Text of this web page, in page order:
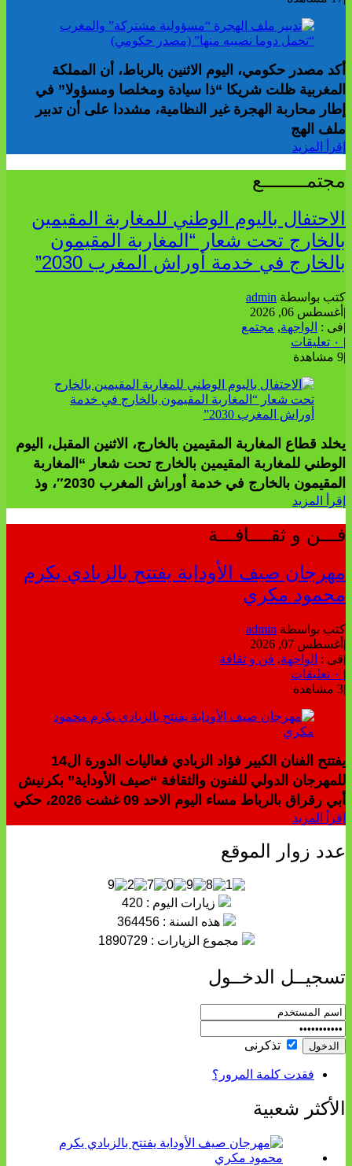
أكد مصدر حكومي، اليوم الاثنين بالرباط، أن المملكة
المغربية ظلت شريكا “ذا سيادة ومخلصا ومسؤولا” في
إطار محاربة الهجرة غير النظامية، مشددا على أن تدبير
ملف الهج
إقرأ المزيد
مجتمــــــــع
الاحتفال باليوم الوطني للمغاربة المقيمين
بالخارج تحت شعار “المغاربة المقيمون
بالخارج في خدمة أوراش المغرب 2030”
كتب بواسطة admin
| أغسطس 06, 2026
|فى : الواجهة, مجتمع
|
|9 مشاهدة
يخلد قطاع المغاربة المقيمين بالخارج، الاثنين المقبل، اليوم
الوطني للمغاربة المقيمين بالخارج تحت شعار “المغاربة
المقيمون بالخارج في خدمة أوراش المغرب 2030″، وذ
إقرأ المزيد
فـــن و ثقــــافـــة
مهرجان صيف الأوداية يفتتح بالزبادي يكرم
محمود مكري
كتب بواسطة admin
| أغسطس 07, 2026
|فى : الواجهة, فن و ثقافة
|
|3 مشاهدة
يفتتح الفنان الكبير فؤاد الزبادي فعاليات الدورة ال14
للمهرجان الدولي للفنون والثقافة “صيف الأوداية” بكرنيش
أبي رقراق بالرباط مساء اليوم الاحد 09 غشت 2026، حكي
إقرأ المزيد
عدد زوار الموقع
زيارات اليوم : 420
هذه السنة : 364456
مجموع الزيارات : 1890729
تسجيــل الدخــول
تذكرنى
فقدت كلمة المرور؟
الأكثر شعبية